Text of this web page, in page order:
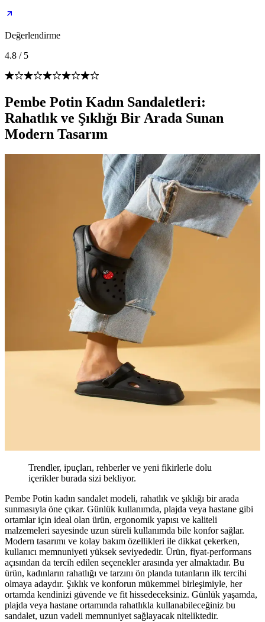
Değerlendirme
4.8 / 5
Pembe Potin Kadın Sandaletleri:
Rahatlık ve Şıklığı Bir Arada Sunan
Modern Tasarım
Trendler, ipuçları, rehberler ve yeni fikirlerle dolu
içerikler burada sizi bekliyor.
Pembe Potin kadın sandalet modeli, rahatlık ve şıklığı bir arada
sunmasıyla öne çıkar. Günlük kullanımda, plajda veya hastane gibi
ortamlar için ideal olan ürün, ergonomik yapısı ve kaliteli
malzemeleri sayesinde uzun süreli kullanımda bile konfor sağlar.
Modern tasarımı ve kolay bakım özellikleri ile dikkat çekerken,
kullanıcı memnuniyeti yüksek seviyededir. Ürün, fiyat-performans
açısından da tercih edilen seçenekler arasında yer almaktadır. Bu
ürün, kadınların rahatlığı ve tarzını ön planda tutanların ilk tercihi
olmaya adaydır. Şıklık ve konforun mükemmel birleşimiyle, her
ortamda kendinizi güvende ve fit hissedeceksiniz. Günlük yaşamda,
plajda veya hastane ortamında rahatlıkla kullanabileceğiniz bu
sandalet, uzun vadeli memnuniyet sağlayacak niteliktedir.